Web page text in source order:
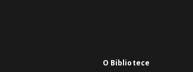
O Bibliotece